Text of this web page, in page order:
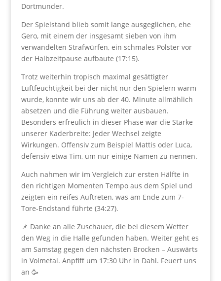
Dortmunder.
Der Spielstand blieb somit lange ausgeglichen, ehe
Gero, mit einem der insgesamt sieben von ihm
verwandelten Strafwürfen, ein schmales Polster vor
der Halbzeitpause aufbaute (17:15).
Trotz weiterhin tropisch maximal gesättigter
Luftfeuchtigkeit bei der nicht nur den Spielern warm
wurde, konnte wir uns ab der 40. Minute allmählich
absetzen und die Führung weiter ausbauen.
Besonders erfreulich in dieser Phase war die Stärke
unserer Kaderbreite: Jeder Wechsel zeigte
Wirkungen. Offensiv zum Beispiel Mattis oder Luca,
defensiv etwa Tim, um nur einige Namen zu nennen.
Auch nahmen wir im Vergleich zur ersten Hälfte in
den richtigen Momenten Tempo aus dem Spiel und
zeigten ein reifes Auftreten, was am Ende zum 7-
Tore-Endstand führte (34:27).
📌 Danke an alle Zuschauer, die bei diesem Wetter
den Weg in die Halle gefunden haben. Weiter geht es
am Samstag gegen den nächsten Brocken – Auswärts
in Volmetal. Anpfiff um 17:30 Uhr in Dahl. Feuert uns
an 🥳